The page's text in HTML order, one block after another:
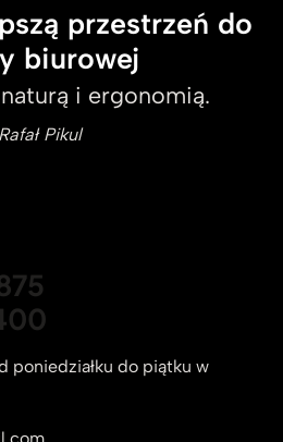
przestrzeń do
biurowej
i ergonomią.
Rafał Pikul
poniedziałku do piątku w